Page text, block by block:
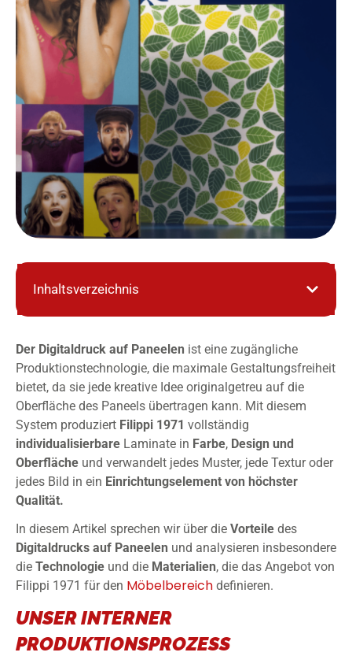
Inhaltsverzeichnis
Der Digitaldruck auf Paneelen ist eine zugängliche
Produktionstechnologie, die maximale Gestaltungsfreiheit
bietet, da sie jede kreative Idee originalgetreu auf die
Oberfläche des Paneels übertragen kann. Mit diesem
System produziert Filippi 1971 vollständig
individualisierbare Laminate in Farbe, Design und
Oberfläche und verwandelt jedes Muster, jede Textur oder
jedes Bild in ein Einrichtungselement von höchster
Qualität.
In diesem Artikel sprechen wir über die Vorteile des
Digitaldrucks auf Paneelen und analysieren insbesondere
die Technologie und die Materialien, die das Angebot von
Filippi 1971 für den Möbelbereich definieren.
UNSER INTERNER
PRODUKTIONSPROZESS